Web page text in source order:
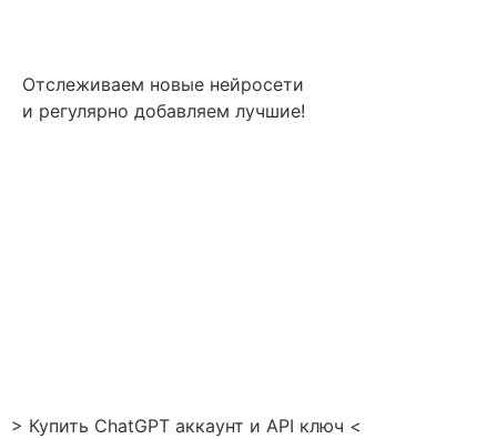
Отслеживаем новые нейросети
и регулярно добавляем лучшие!
> Купить ChatGPT аккаунт и API ключ <